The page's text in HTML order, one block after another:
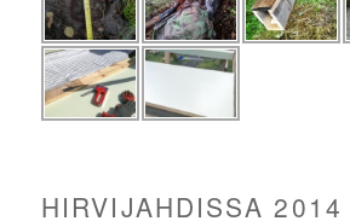
HIRVIJAHDISSA 2014